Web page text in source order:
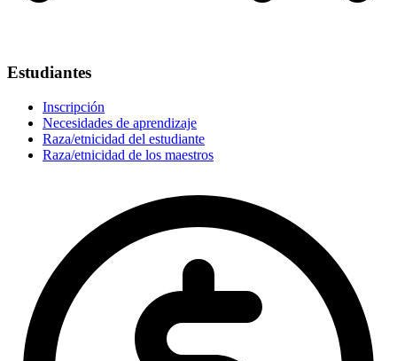
Estudiantes
Inscripción
Necesidades de aprendizaje
Raza/etnicidad del estudiante
Raza/etnicidad de los maestros